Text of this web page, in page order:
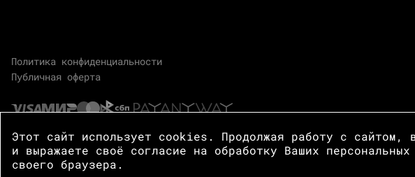
Политика конфиденциальности
Публичная оферта
© 2026 Центр Зотов · Все права защищены
Этот сайт использует cookies. Продолжая работу с сайтом,
и выражаете своё согласие на обработку Ваших
своего браузера.